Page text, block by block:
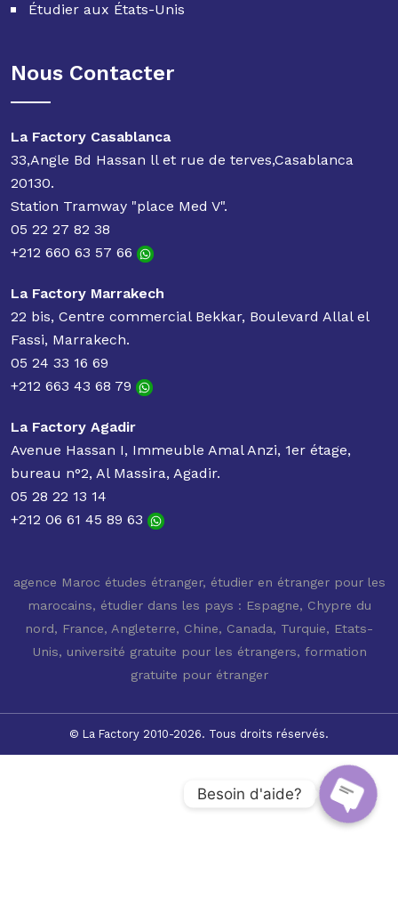
Étudier aux États-Unis
Nous Contacter
La Factory Casablanca
33,Angle Bd Hassan ll et rue de terves,Casablanca
20130.
Station Tramway "place Med V".
05 22 27 82 38
+212 660 63 57 66
La Factory Marrakech
22 bis, Centre commercial Bekkar, Boulevard Allal el
Fassi, Marrakech.
05 24 33 16 69
+212 663 43 68 79
La Factory Agadir
Avenue Hassan I, Immeuble Amal Anzi, 1er étage,
bureau n°2, Al Massira, Agadir.
05 28 22 13 14
+212 06 61 45 89 63
agence Maroc études étranger, étudier en étranger pour les
marocains, étudier dans les pays : Espagne, Chypre du
nord, France, Angleterre, Chine, Canada, Turquie, Etats-
Unis, université gratuite pour les étrangers, formation
gratuite pour étranger
© La Factory 2010-2026. Tous droits réservés.
Besoin d'aide?
Open